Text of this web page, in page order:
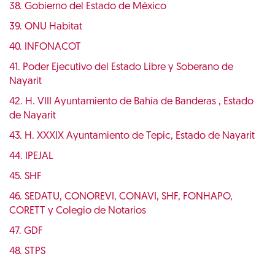
38. Gobierno del Estado de México
39. ONU Habitat
40. INFONACOT
41. Poder Ejecutivo del Estado Libre y Soberano de
Nayarit
42. H. VIII Ayuntamiento de Bahía de Banderas , Estado
de Nayarit
43. H. XXXIX Ayuntamiento de Tepic, Estado de Nayarit
44. IPEJAL
45. SHF
46. SEDATU, CONOREVI, CONAVI, SHF, FONHAPO,
CORETT y Colegio de Notarios
47. GDF
48. STPS